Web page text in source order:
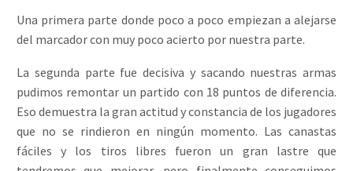
Una primera parte donde poco a poco empiezan a alejarse
del marcador con muy poco acierto por nuestra parte.
La segunda parte fue decisiva y sacando nuestras armas
pudimos remontar un partido con 18 puntos de diferencia.
Eso demuestra la gran actitud y constancia de los jugadores
que no se rindieron en ningún momento. Las canastas
fáciles y los tiros libres fueron un gran lastre que